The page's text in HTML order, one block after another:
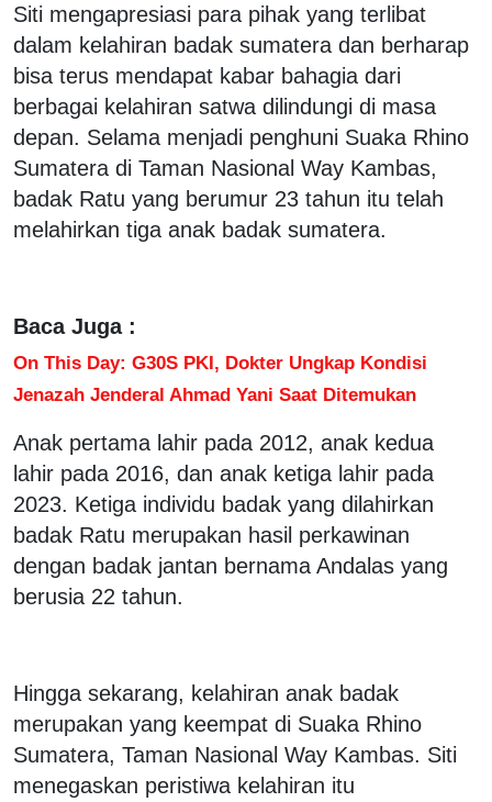
Siti mengapresiasi para pihak yang terlibat
dalam kelahiran badak sumatera dan berharap
bisa terus mendapat kabar bahagia dari
berbagai kelahiran satwa dilindungi di masa
depan. Selama menjadi penghuni Suaka Rhino
Sumatera di Taman Nasional Way Kambas,
badak Ratu yang berumur 23 tahun itu telah
melahirkan tiga anak badak sumatera.
Baca Juga :
On This Day: G30S PKI, Dokter Ungkap Kondisi
Jenazah Jenderal Ahmad Yani Saat Ditemukan
Anak pertama lahir pada 2012, anak kedua
lahir pada 2016, dan anak ketiga lahir pada
2023. Ketiga individu badak yang dilahirkan
badak Ratu merupakan hasil perkawinan
dengan badak jantan bernama Andalas yang
berusia 22 tahun.
Hingga sekarang, kelahiran anak badak
merupakan yang keempat di Suaka Rhino
Sumatera, Taman Nasional Way Kambas. Siti
menegaskan peristiwa kelahiran itu